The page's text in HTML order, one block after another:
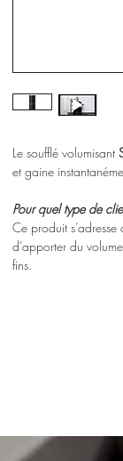
Le soufflé volumisant
et gaine
Pour quel type de
Ce produit
d’apporter du
fins.